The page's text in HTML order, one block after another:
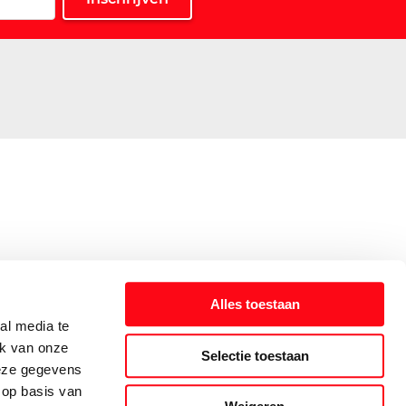
media te
van onze
gegevens
basis van
Alles toestaan
Selectie toestaan